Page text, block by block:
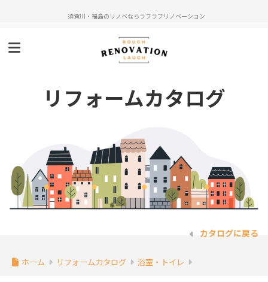
須賀川・福島のリノベならラフラフリノベーション
リフォームカタログ
カタログに戻る
ホーム リフォームカタログ 浴室・トイレ